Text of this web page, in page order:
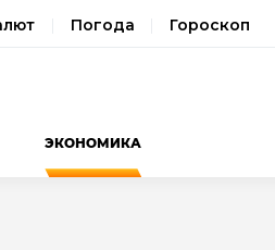
Погода Гороскоп
ЭКОНОМИКА